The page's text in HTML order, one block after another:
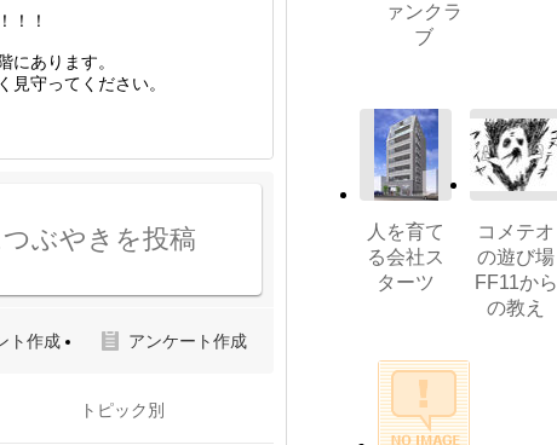
！！
あります。
見守ってください。
ぶやきを投稿
ト作成 アンケート作成
トピック別
ァンクラ
ブ
人を育て
る会社ス
ターツ
コメテオ
の遊び場
FF11から
の教え